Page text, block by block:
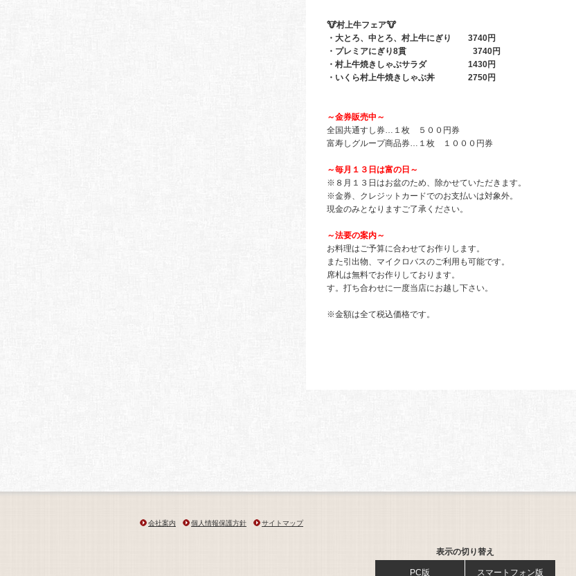
🐮村上牛フェア🐮
・大とろ、中とろ、村上牛にぎり 3740円
・プレミアにぎり8貫 3740円
・村上牛焼きしゃぶサラダ 1430円
・いくら村上牛焼きしゃぶ丼 2750円
～金券販売中 ～
全国共通すし券…１枚 ５００円券
富寿しグループ商品券…１枚 １０００円券
～毎月１３日は富の日 ～
※８月１３日はお盆のため、除かせていただきます。
※金券、クレジットカードでのお支払いは対象外。
現金のみとなりますご了承ください。
～法要の案内～
お料理はご予算に合わせてお作りします。
また引出物、マイクロバスのご利用も可能です。
席札は無料でお作りしております。
す。打ち合わせに一度当店にお越し下さい。
※金額は全て税込価格です。
会社案内 個人情報保護方針 サイトマップ
表示の切り替え
PC版 スマートフォン版